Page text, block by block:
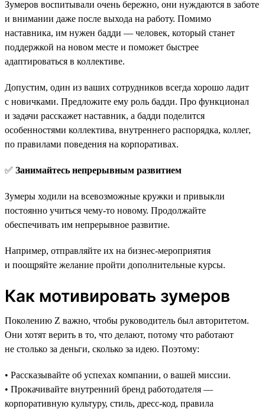
Зумеров воспитывали очень бережно, они нуждаются в заботе
и внимании даже после выхода на работу. Помимо
наставника, им нужен бадди — человек, который станет
поддержкой на новом месте и поможет быстрее
адаптироваться в коллективе.
Допустим, один из ваших сотрудников всегда хорошо ладит
с новичками. Предложите ему роль бадди. Про функционал
и задачи расскажет наставник, а бадди поделится
особенностями коллектива, внутреннего распорядка, коллег,
по правилами поведения на корпоративах.
✅ Занимайтесь непрерывным развитием
Зумеры ходили на всевозможные кружки и привыкли
постоянно учиться чему-то новому. Продолжайте
обеспечивать им непрерывное развитие.
Например, отправляйте их на бизнес-мероприятия
и поощряйте желание пройти дополнительные курсы.
Как мотивировать зумеров
Поколению Z важно, чтобы руководитель был авторитетом.
Они хотят верить в то, что делают, потому что работают
не столько за деньги, сколько за идею. Поэтому:
• Рассказывайте об успехах компании, о вашей миссии.
• Прокачивайте внутренний бренд работодателя —
корпоративную культуру, стиль, дресс-код, правила